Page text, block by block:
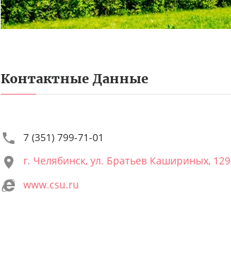
Контактные Данные
7 (351) 799-71-01
г. Челябинск, ул. Братьев Кашириных, 129
www.csu.ru